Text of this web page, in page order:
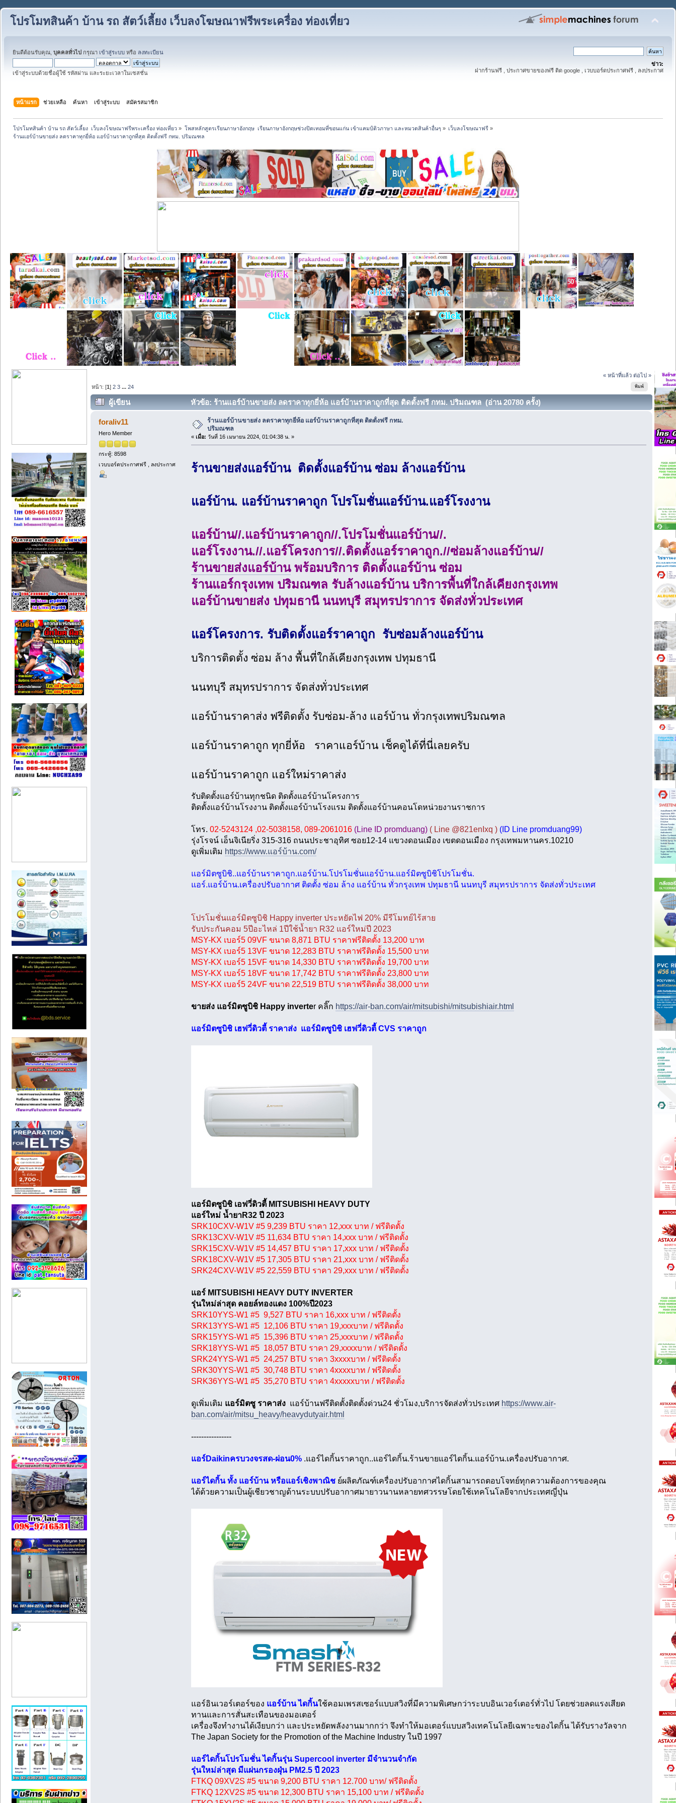
โปรโมทสินค้า บ้าน รถ สัตว์เลี้ยง เว็บลงโฆษณาฟรีพระเครื่อง ท่องเที่ยว
ยินดีต้อนรับคุณ, บุคคลทั่วไป กรุณา เข้าสู่ระบบ หรือ ลงทะเบียน
เข้าสู่ระบบด้วยชื่อผู้ใช้ รหัสผ่าน และระยะเวลาในเซสชั่น
ข่าว:
ฝากร้านฟรี , ประกาศขายของฟรี ติด google , เวบบอร์ดประกาศฟรี , ลงประกาศ
หน้าแรก ช่วยเหลือ ค้นหา เข้าสู่ระบบ สมัครสมาชิก
โปรโมทสินค้า บ้าน รถ สัตว์เลี้ยง  เว็บลงโฆษณาฟรีพระเครื่อง ท่องเที่ยว » โพสหลักสูตรเรียนภาษาอังกฤษ  เรียนภาษาอังกฤษช่วงปิดเทอมที่ขอนแก่น เข้าแคมป์ติวภาษา และหมวดสินค้าอื่นๆ » เว็บลงโฆษณาฟรี»
ร้านแอร์บ้านขายส่ง ลดราคาทุกยี่ห้อ แอร์บ้านราคาถูกที่สุด ติดตั้งฟรี กทม. ปริมณฑล
« หน้าที่แล้ว ต่อไป »
พิมพ์
หน้า: [1]2 3 ...24
ผู้เขียน หัวข้อ: ร้านแอร์บ้านขายส่ง ลดราคาทุกยี่ห้อ แอร์บ้านราคาถูกที่สุด ติดตั้งฟรี กทม. ปริมณฑล (อ่าน 20780 ครั้ง)
foraliv11
Hero Member
กระทู้: 8598
เวบบอร์ดประกาศฟรี , ลงประกาศ
ร้านแอร์บ้านขายส่ง ลดราคาทุกยี่ห้อ แอร์บ้านราคาถูกที่สุด ติดตั้งฟรี กทม.
ปริมณฑล
« เมื่อ: วันที่ 16 เมษายน 2024, 01:04:38 น. »
ร้านขายส่งแอร์บ้าน ติดตั้งแอร์บ้าน ซ่อม ล้างแอร์บ้าน
แอร์บ้าน. แอร์บ้านราคาถูก โปรโมชั่นแอร์บ้าน.แอร์โรงงาน
แอร์บ้าน//.แอร์บ้านราคาถูก//.โปรโมชั่นแอร์บ้าน//.
แอร์โรงงาน.//.แอร์โครงการ//.ติดตั้งแอร์ราคาถูก.//ซ่อมล้างแอร์บ้าน//
ร้านขายส่งแอร์บ้านพร้อมบริการ ติดตั้งแอร์บ้าน ซ่อม
ร้านแอร์กรุงเทพ ปริมณฑล รับล้างแอร์บ้าน บริการพื้นที่ใกล้เคียงกรุงเทพ
แอร์บ้านขายส่ง ปทุมธานี นนทบุรี สมุทรปราการ จัดส่งทั่วประเทศ
แอร์โครงการ. รับติดตั้งแอร์ราคาถูก รับซ่อมล้างแอร์บ้าน
บริการติดตั้ง ซ่อม ล้าง พื้นที่ใกล้เคียงกรุงเทพ ปทุมธานี
นนทบุรี สมุทรปราการ จัดส่งทั่วประเทศ
แอร์บ้านราคาส่ง ฟรีติดตั้ง รับซ่อม-ล้าง แอร์บ้าน ทั่วกรุงเทพปริมณฑล
แอร์บ้านราคาถูก ทุกยี่ห้อ ราคาแอร์บ้าน เช็คดูได้ที่นี่เลยครับ
แอร์บ้านราคาถูก แอร์ใหม่ราคาส่ง
รับติดตั้งแอร์บ้านทุกชนิด ติดตั้งแอร์บ้านโครงการ
ติดตั้งแอร์บ้านโรงงาน ติดตั้งแอร์บ้านโรงแรม ติดตั้งแอร์บ้านคอนโดหน่วยงานราชการ
โทร. 02-5243124 ,02-5038158, 089-2061016 (Line ID promduang) ( Line @821enIxq ) (ID Line promduang99)
รุ่งโรจน์ เอ็นจิเนียริ่ง 315-316 ถนนประชาอุทิศ ซอย12-14 แขวงดอนเมือง เขตดอนเมือง กรุงเทพมหานคร.10210
ดูเพิ่มเติม https://www.แอร์บ้าน.com/
แอร์มิตซูบิชิ..แอร์บ้านราคาถูก.แอร์บ้าน.โปรโมชั่นแอร์บ้าน.แอร์มิตซูบิชิโปรโมชั่น.
แอร์.แอร์บ้าน.เครื่องปรับอากาศ ติดตั้ง ซ่อม ล้าง แอร์บ้าน ทั่วกรุงเทพ ปทุมธานี นนทบุรี สมุทรปราการ จัดส่งทั่วประเทศ
โปรโมชั่นแอร์มิตซูบิชิ Happy inverter ประหยัดไฟ 20% มีรีโมทย์ไร้สาย
รับประกันคอม 5ปีอะไหล่ 1ปีใช้น้ำยา R32 แอร์ใหม่ปี 2023
MSY-KX เบอร์5 09VF ขนาด 8,871 BTU ราคาฟรีติดตั้ง 13,200 บาท
MSY-KX เบอร์5 13VF ขนาด 12,283 BTU ราคาฟรีติดตั้ง 15,500 บาท
MSY-KX เบอร์5 15VF ขนาด 14,330 BTU ราคาฟรีติดตั้ง 19,700 บาท
MSY-KX เบอร์5 18VF ขนาด 17,742 BTU ราคาฟรีติดตั้ง 23,800 บาท
MSY-KX เบอร์5 24VF ขนาด 22,519 BTU ราคาฟรีติดตั้ง 38,000 บาท
ขายส่ง แอร์มิตซูบิชิ Happy inverter คลิ๊ก https://air-ban.com/air/mitsubishi/mitsubishiair.html
แอร์มิตซูบิชิ เฮฟวี่ดิวตี้ ราคาส่ง แอร์มิตซูบิชิ เฮฟวี่ดิวตี้ CVS ราคาถูก
แอร์มิตซูบิชิ เอฟวี่ดิวตี้ MITSUBISHI HEAVY DUTY
แอร์ใหม่ น้ำยาR32 ปี 2023
SRK10CXV-W1V #5 9,239 BTU ราคา 12,xxx บาท / ฟรีติดตั้ง
SRK13CXV-W1V #5 11,634 BTU ราคา 14,xxx บาท / ฟรีติดตั้ง
SRK15CXV-W1V #5 14,457 BTU ราคา 17,xxx บาท / ฟรีติดตั้ง
SRK18CXV-W1V #5 17,305 BTU ราคา 21,xxx บาท / ฟรีติดตั้ง
SRK24CXV-W1V #5 22,559 BTU ราคา 29,xxx บาท / ฟรีติดตั้ง
แอร์ MITSUBISHI HEAVY DUTY INVERTER
รุ่นใหม่ล่าสุด คอยล์ทองแดง 100%ปี2023
SRK10YYS-W1 #5 9,527 BTU ราคา 16,xxx บาท / ฟรีติดตั้ง
SRK13YYS-W1 #5 12,106 BTU ราคา 19,xxxบาท / ฟรีติดตั้ง
SRK15YYS-W1 #5 15,396 BTU ราคา 25,xxxบาท / ฟรีติดตั้ง
SRK18YYS-W1 #5 18,057 BTU ราคา 29,xxxxบาท / ฟรีติดตั้ง
SRK24YYS-W1 #5 24,257 BTU ราคา 3xxxxบาท / ฟรีติดตั้ง
SRK30YYS-W1 #5 30,748 BTU ราคา 4xxxxบาท / ฟรีติดตั้ง
SRK36YYS-W1 #5 35,270 BTU ราคา 4xxxxxบาท / ฟรีติดตั้ง
ดูเพิ่มเติม แอร์มิตซู ราคาส่งแอร์บ้านฟรีติดตั้งติดตั้งด่วน24 ชั่วโมง,บริการจัดส่งทั่วประเทศ https://www.air-
ban.com/air/mitsu_heavy/heavydutyair.html
----------------
แอร์Daikinครบวงจรสด-ผ่อน0%.แอร์ไดกิ้นราคาถูก..แอร์ไดกิ้น.ร้านขายแอร์ไดกิ้น.แอร์บ้าน.เครื่องปรับอากาศ.
แอร์ไดกิ้น ทั้ง แอร์บ้าน หรือแอร์เชิงพาณิช ย์ผลิตภัณฑ์เครื่องปรับอากาศไดกิ้นสามารถตอบโจทย์ทุกความต้องการของคุณ
ได้ด้วยความเป็นผู้เชียวชาญด้านระบบปรับอากาศมายาวนานหลายทศวรรษโดยใช้เทคโนโลยีจากประเทศญี่ปุ่น
แอร์อินเวอร์เตอร์ของ แอร์บ้าน ไดกิ้นใช้คอมเพรสเซอร์แบบสวิงที่มีความพิเศษกว่าระบบอินเวอร์เตอร์ทั่วไป โดยช่วยลดแรงเสียด
ทานและการสั่นสะเทือนของมอเตอร์
เครื่องจึงทำงานได้เงียบกว่า และประหยัดพลังงานมากกว่า จึงทำให้มอเตอร์แบบสวิงเทคโนโลยีเฉพาะของไดกิ้น ได้รับรางวัลจาก
The Japan Society for the Promotion of the Machine Industry ในปี 1997
แอร์ไดกิ้นโปรโมชั่น ไดกิ้นรุ่น Supercool inverter มีจำนวนจำกัด
รุ่นใหม่ล่าสุด มีแผ่นกรองฝุ่น PM2.5 ปี 2023
FTKQ 09XV2S #5 ขนาด 9,200 BTU ราคา 12.700 บาท/ ฟรีติดตั้ง
FTKQ 12XV2S #5 ขนาด 12,300 BTU ราคา 15,100 บาท / ฟรีติดตั้ง